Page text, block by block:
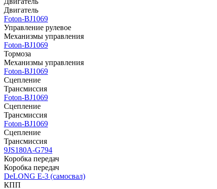
Двигатель
Foton-BJ1069
Управление рулевое
Механизмы управления
Foton-BJ1069
Тормоза
Механизмы управления
Foton-BJ1069
Сцепление
Трансмиссия
Foton-BJ1069
Сцепление
Трансмиссия
Foton-BJ1069
Сцепление
Трансмиссия
9JS180A-G794
Коробка передач
Коробка передач
DeLONG Е-3 (самосвал)
КПП